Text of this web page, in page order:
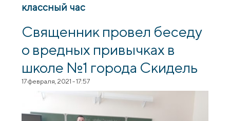
классный час
Священник провел беседу
о вредных привычках в
школе №1 города Скидель
17 февраля, 2021 - 17:57